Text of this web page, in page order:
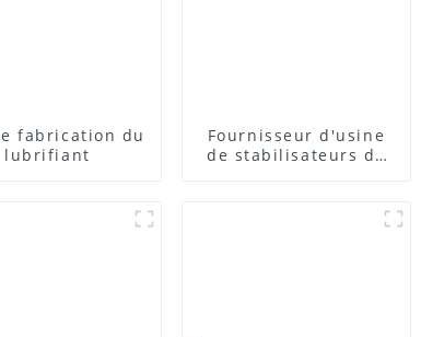
fabrication du
lubrifiant
Fournisseur d'usine
de stabilisateurs de